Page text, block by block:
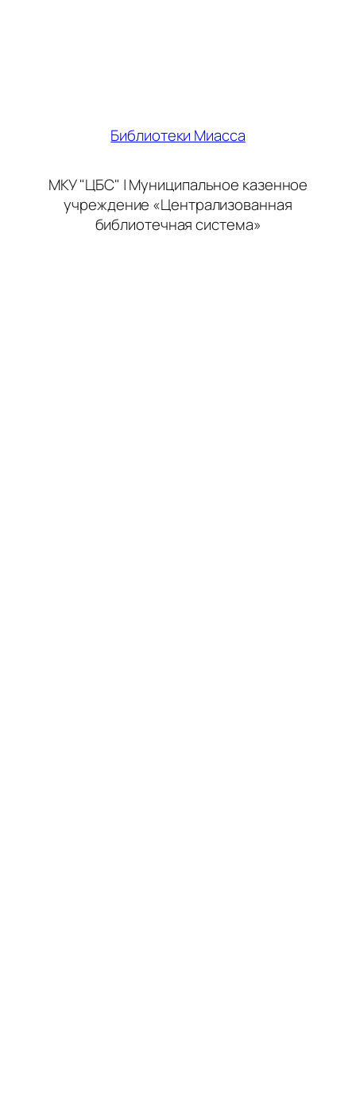
Библиотеки Миасса
МКУ "ЦБС" | Муниципальное казенное
учреждение «Централизованная
библиотечная система»